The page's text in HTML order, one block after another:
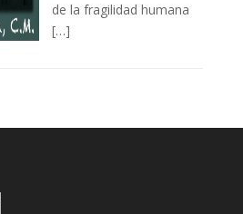
de la fragilidad humana
[…]